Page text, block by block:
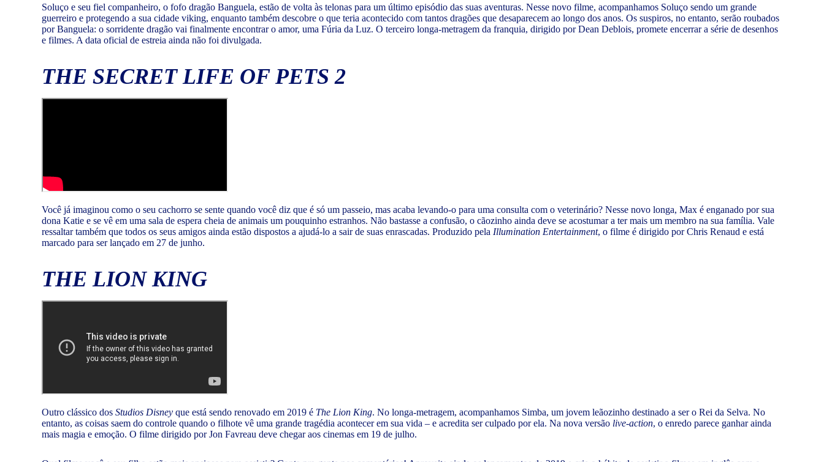
Soluço e seu fiel companheiro, o fofo dragão Banguela, estão de volta às telonas para um último episódio das suas aventuras. Nesse novo filme, acompanhamos Soluço sendo um grande
guerreiro e protegendo a sua cidade viking, enquanto também descobre o que teria acontecido com tantos dragões que desaparecem ao longo dos anos. Os suspiros, no entanto, serão roubados
por Banguela: o sorridente dragão vai finalmente encontrar o amor, uma Fúria da Luz. O terceiro longa-metragem da franquia, dirigido por Dean Deblois, promete encerrar a série de desenhos
e filmes. A data oficial de estreia ainda não foi divulgada.
THE SECRET LIFE OF PETS 2
Você já imaginou como o seu cachorro se sente quando você diz que é só um passeio, mas acaba levando-o para uma consulta com o veterinário? Nesse novo longa, Max é enganado por sua
dona Katie e se vê em uma sala de espera cheia de animais um pouquinho estranhos. Não bastasse a confusão, o cãozinho ainda deve se acostumar a ter mais um membro na sua família. Vale
ressaltar também que todos os seus amigos ainda estão dispostos a ajudá-lo a sair de suas enrascadas. Produzido pela Illumination Entertainment, o filme é dirigido por Chris Renaud e está
marcado para ser lançado em 27 de junho.
THE LION KING
Outro clássico dos Studios Disney que está sendo renovado em 2019 é The Lion King. No longa-metragem, acompanhamos Simba, um jovem leãozinho destinado a ser o Rei da Selva. No
entanto, as coisas saem do controle quando o filhote vê uma grande tragédia acontecer em sua vida – e acredita ser culpado por ela. Na nova versão live-action, o enredo parece ganhar ainda
mais magia e emoção. O filme dirigido por Jon Favreau deve chegar aos cinemas em 19 de julho.